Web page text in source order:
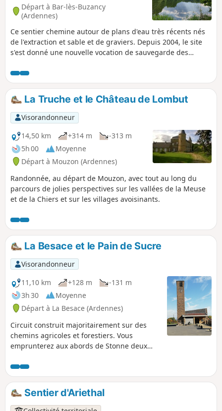
Départ à Bar-lès-Buzancy
(Ardennes)
Ce sentier chemine autour de plans d'eau très récents nés
de l'extraction et sable et de graviers. Depuis 2004, le site
s'est donné une nouvelle vocation de sauvegarde des
Oiseaux, insectes, amphibiens et mammifères trouvent ici
les conditions biologiques idéales, à l'image du castor
nouveau venu, emblématique des sablières. Il est idéal en
famille, de nombreux panneaux ludiques animent le
parcours.
La Truche et le Château de Lombut
Visorandonneur
14,50 km
+314 m
-313 m
5h 00
Moyenne
Départ à Mouzon (Ardennes)
Randonnée, au départ de Mouzon, avec tout au long du
parcours de jolies perspectives sur les vallées de la Meuse
et de la Chiers et sur les villages avoisinants.
La Besace et le Pain de Sucre
Visorandonneur
11,10 km
+128 m
-131 m
3h 30
Moyenne
Départ à La Besace (Ardennes)
Circuit construit majoritairement sur des
chemins agricoles et forestiers. Vous
emprunterez aux abords de Stonne deux
Chemin du Curé et la Ruelle Godet.Stonne,
point de passage du circuit était situé sur la
voie romaine Reims - Trèves dont vous
emprunterez une portion du tracé en fin de
parcours.Le Pain de sucre, ancien tumulus
Sentier d'Ariethal